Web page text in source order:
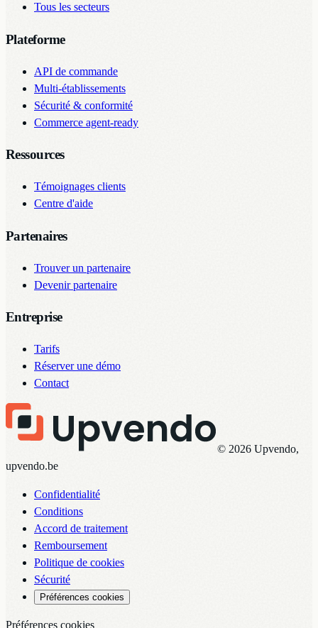
Tous les secteurs
Plateforme
API de commande
Multi-établissements
Sécurité & conformité
Commerce agent-ready
Ressources
Témoignages clients
Centre d'aide
Partenaires
Trouver un partenaire
Devenir partenaire
Entreprise
Tarifs
Réserver une démo
Contact
© 2026 Upvendo,
upvendo.be
Confidentialité
Conditions
Accord de traitement
Remboursement
Politique de cookies
Sécurité
Préférences cookies
Préférences cookies